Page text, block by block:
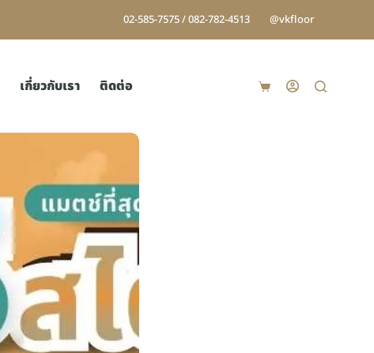
02-585-7575 / 082-782-4513 @vkfloor
เกี่ยวกับเรา ติดต่อ